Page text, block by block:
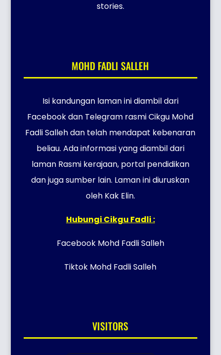
stories.
MOHD FADLI SALLEH
Isi kandungan laman ini diambil dari
Facebook dan Telegram rasmi Cikgu Mohd
Fadli Salleh dan telah mendapat kebenaran
beliau. Ada informasi yang diambil dari
laman Rasmi kerajaan, portal pendidikan
dan juga sumber lain. Laman ini diuruskan
oleh Kak Elin.
Hubungi Cikgu Fadli :
Facebook Mohd Fadli Salleh
Tiktok Mohd Fadli Salleh
VISITORS